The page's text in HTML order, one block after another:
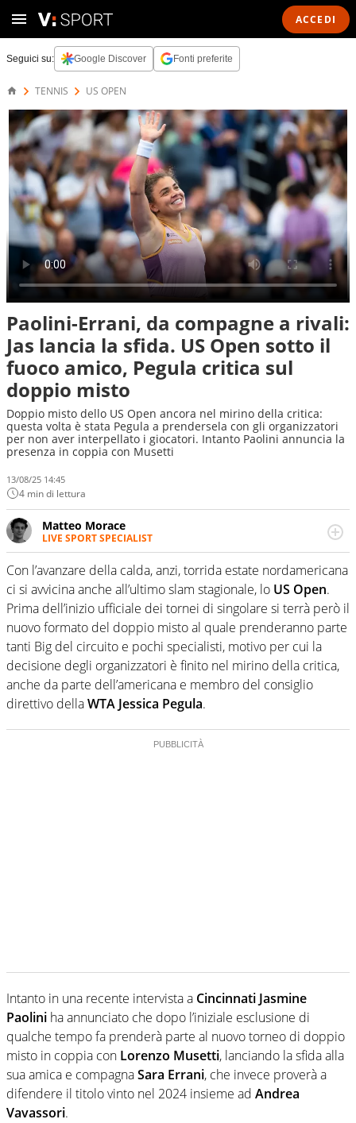
ACCEDI
Seguici su: Google Discover Fonti preferite
TENNIS US OPEN
Paolini-Errani, da compagne a rivali:
Jas lancia la sfida. US Open sotto il
fuoco amico, Pegula critica sul
doppio misto
Doppio misto dello US Open ancora nel mirino della critica:
questa volta è stata Pegula a prendersela con gli organizzatori
per non aver interpellato i giocatori. Intanto Paolini annuncia la
presenza in coppia con Musetti
13/08/25 14:45
4 min di lettura
Matteo Morace
LIVE SPORT SPECIALIST
La multimedialità quale approccio personale e
professionale. Ama raccontare lo sport focalizzando ogni
attenzione sul tempo reale: la verità della dirette non
sono opinioni ma fatti
Con l’avanzare della calda, anzi, torrida estate nordamericana
ci si avvicina anche all’ultimo slam stagionale, lo US Open.
Prima dell’inizio ufficiale dei tornei di singolare si terrà però il
nuovo formato del doppio misto al quale prenderanno parte
tanti Big del circuito e pochi specialisti, motivo per cui la
decisione degli organizzatori è finito nel mirino della critica,
anche da parte dell’americana e membro del consiglio
direttivo dellaWTA Jessica Pegula.
Intanto in una recente intervista a Cincinnati Jasmine
Paolini ha annunciato che dopo l’iniziale esclusione di
qualche tempo fa prenderà parte al nuovo torneo di doppio
misto in coppia con Lorenzo Musetti, lanciando la sfida alla
sua amica e compagnaSara Errani, che invece proverà a
difendere il titolo vinto nel 2024 insieme ad Andrea
Vavassori.